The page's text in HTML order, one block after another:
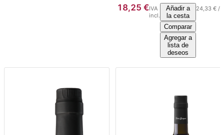
18,25 €IVA
incl.
24,33€/
Añadir a
la cesta
Comparar
Agregar a
lista de
deseos